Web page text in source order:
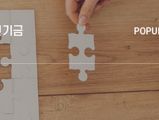
금